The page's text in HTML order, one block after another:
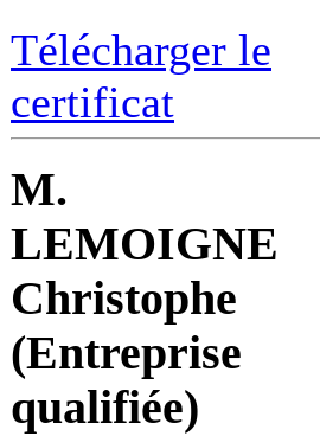
Télécharger le
certificat
M.
LEMOIGNE
Christophe
(Entreprise
qualifiée)